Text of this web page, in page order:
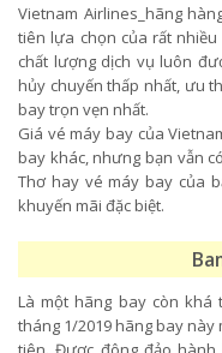
Vietnam Airlines_hãng
tiên lựa chọn của rất
chất lượng dịch vụ luôn
hủy chuyến thấp nhất, ưu
bay trọn vẹn nhất.
Giá vé máy bay của
bay khác, nhưng bạn vẫn
Thơ hay vé máy bay của
khuyến mãi đặc biệt.
Là một hãng bay còn khá
tháng 1/2019 hãng bay